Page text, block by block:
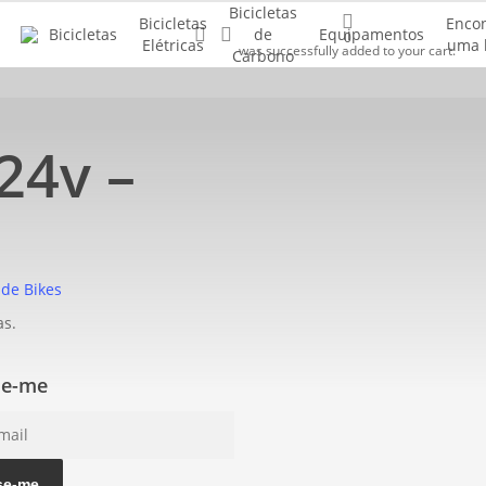
Bicicletas
Bicicletas
Elétricas
Bicicletas
de
Carbono
Equipamentos
uma
Buscar..
account 0
was successfully added to your cart.
–
me
Bikes